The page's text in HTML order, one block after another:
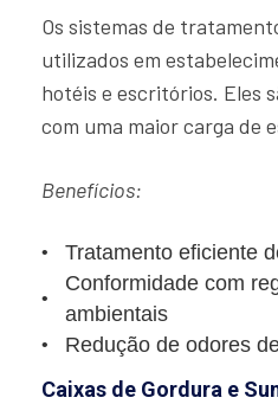
Os sistemas de
utilizados em
hotéis e escritórios. Eles
com uma maior carga de
Benefícios:
Tratamento eficiente
Conformidade com
ambientais
Redução de odores
Caixas de Gordura e